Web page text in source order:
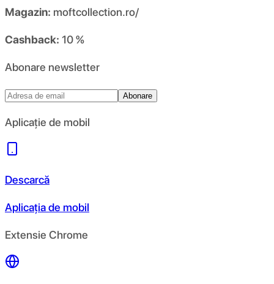
Magazin: moftcollection.ro/
Cashback: 10 %
Abonare newsletter
Abonare
Aplicație de mobil
Descarcă
Aplicația de mobil
Extensie Chrome